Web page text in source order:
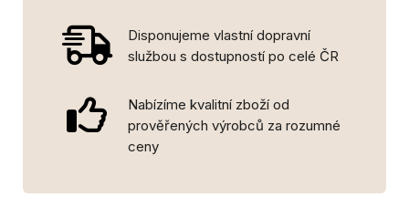
Disponujeme vlastní dopravní
službou s dostupností po celé ČR
Nabízíme kvalitní zboží od
prověřených výrobců za rozumné
ceny